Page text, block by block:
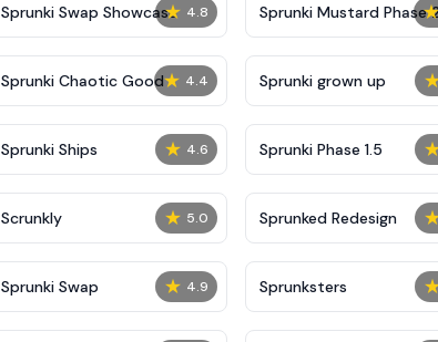
★ 4.8
Sprunki Swap Showcase Sprunki Mustard Phase
★ 4.4
Sprunki Chaotic Good Sprunki grown up
★ 4.6
Sprunki Ships Sprunki Phase 1.5
★ 5.0
Scrunkly Sprunked Redesign
★ 4.9
Sprunki Swap Sprunksters